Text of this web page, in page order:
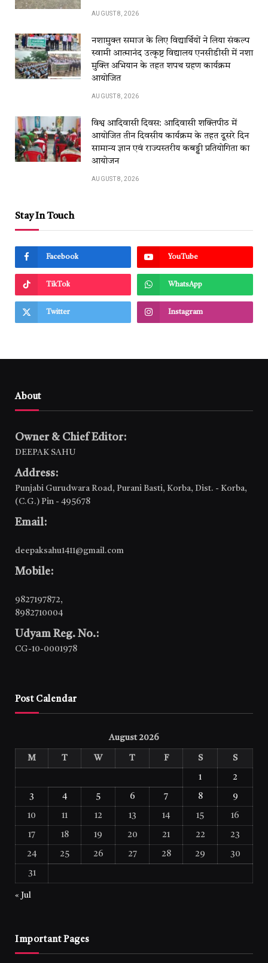
AUGUST 8, 2026
नशामुक्त समाज के लिए विद्यार्थियों ने लिया संकल्प
स्वामी आत्मानंद उत्कृष्ट विद्यालय एनसीडीसी में नशा
मुक्ति अभियान के तहत शपथ ग्रहण कार्यक्रम
आयोजित
AUGUST 8, 2026
विश्व आदिवासी दिवस: आदिवासी शक्तिपीठ में
आयोजित तीन दिवसीय कार्यक्रम के तहत दूसरे दिन
सामान्य ज्ञान एवं राज्यस्तरीय कबड्डी प्रतियोगिता का
आयोजन
AUGUST 8, 2026
Stay In Touch
Facebook YouTube
TikTok WhatsApp
Twitter Instagram
About
Owner & Chief Editor:
DEEPAK SAHU
Address:
Punjabi Gurudwara Road, Purani Basti, Korba, Dist. - Korba,
(C.G.) Pin - 495678
Email:
deepaksahu1411@gmail.com
Mobile:
9827197872,
8982710004
Udyam Reg. No.:
CG-10-0001978
Post Calendar
August 2026
M T W T F S S
1 2
3 4 5 6 7 8 9
10 11 12 13 14 15 16
17 18 19 20 21 22 23
24 25 26 27 28 29 30
31
« Jul
Important Pages